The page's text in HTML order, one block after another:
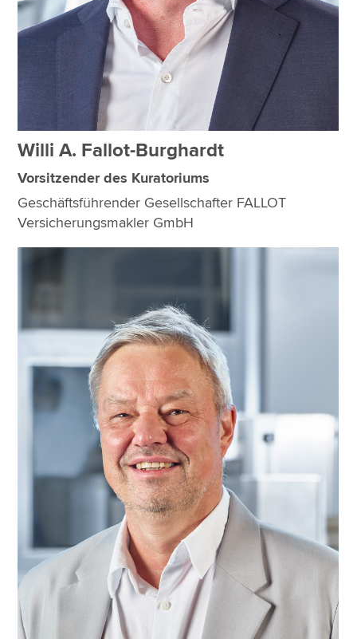
Willi A. Fallot-Burghardt
Vorsitzender des Kuratoriums
Geschäftsführender Gesellschafter FALLOT
Versicherungsmakler GmbH